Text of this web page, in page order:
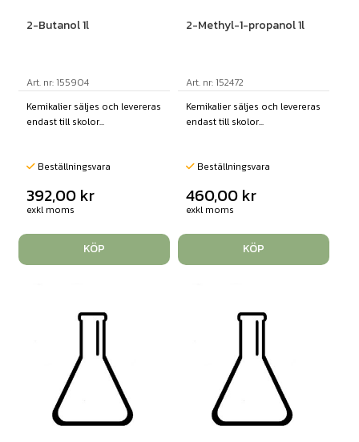
2-Butanol 1l
Art. nr: 155904
Kemikalier säljes och levereras
endast till skolor...
Beställningsvara
392,00 kr
exkl moms
KÖP
2-Methyl-1-propanol 1l
Art. nr: 152472
Kemikalier säljes och levereras
endast till skolor...
Beställningsvara
460,00 kr
exkl moms
KÖP